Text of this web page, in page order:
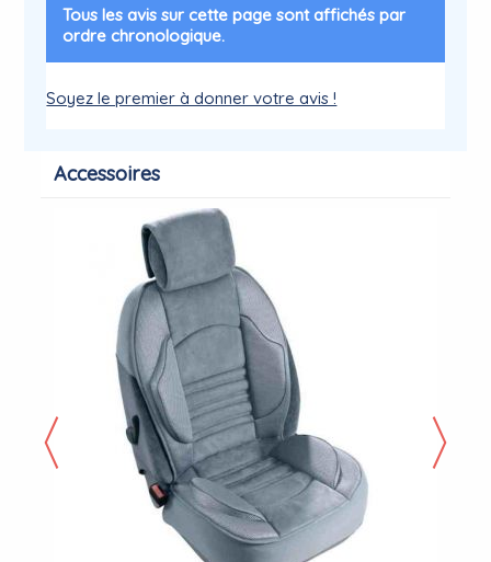
Tous les avis sur cette page sont affichés par
ordre chronologique.
Soyez le premier à donner votre avis !
Accessoires